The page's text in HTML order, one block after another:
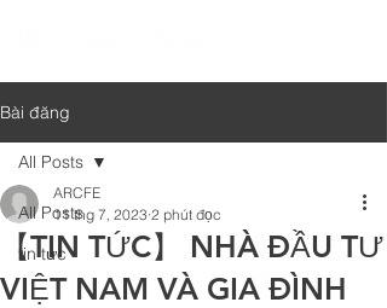
Bài đăng
All Posts
tin tức
All Posts
【TIN TỨC】 NHÀ ĐẦU TƯ
VIỆT NAM VÀ GIA ĐÌNH
ARCFE
11 thg 7, 2023 2 phút đọc